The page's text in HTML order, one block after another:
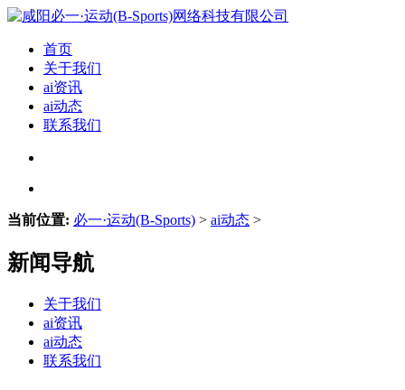
首页
关于我们
ai资讯
ai动态
联系我们
当前位置: 必一·运动(B-Sports) > ai动态 >
新闻导航
关于我们
ai资讯
ai动态
联系我们